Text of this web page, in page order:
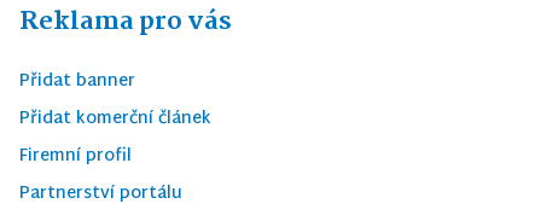
Reklama pro vás
Přidat banner
Přidat komerční článek
Firemní profil
Partnerství portálu